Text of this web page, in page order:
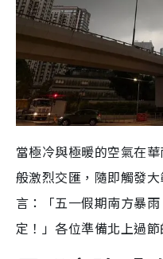
當極冷與極暖的空氣在
般激烈交匯，隨即觸發
言：「五一假期南方暴
定！」各位準備北上過